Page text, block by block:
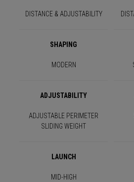
DISTANCE & ADJUSTABILITY
SHAPING
MODERN
ADJUSTABILITY
ADJUSTABLE PERIMETER
SLIDING WEIGHT
LAUNCH
MID-HIGH